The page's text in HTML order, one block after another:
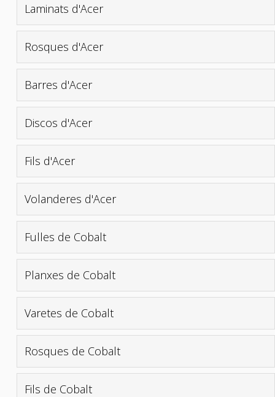
Laminats d'Acer
Rosques d'Acer
Barres d'Acer
Discos d'Acer
Fils d'Acer
Volanderes d'Acer
Fulles de Cobalt
Planxes de Cobalt
Varetes de Cobalt
Rosques de Cobalt
Fils de Cobalt